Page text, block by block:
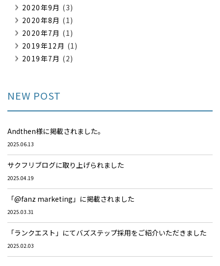
2020年9月 (3)
2020年8月 (1)
2020年7月 (1)
2019年12月 (1)
2019年7月 (2)
NEW POST
Andthen様に掲載されました。
2025.06.13
サクフリブログに取り上げられました
2025.04.19
「@fanz marketing」に掲載されました
2025.03.31
「ランクエスト」にてバズステップ採用をご紹介いただきました
2025.02.03